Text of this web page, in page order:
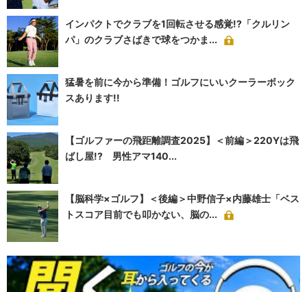
インパクトでクラブを1回転させる感覚!?「クルリン
パ」のクラブさばきで球をつかま...
猛暑を前に今から準備！ゴルフにいいクーラーボック
スあります!!
【ゴルファーの飛距離調査2025】＜前編＞220Yは飛
ばし屋!? 男性アマ140...
【脳科学×ゴルフ】＜後編＞中野信子×内藤雄士「ベス
トスコア目前でも叩かない、脳の...